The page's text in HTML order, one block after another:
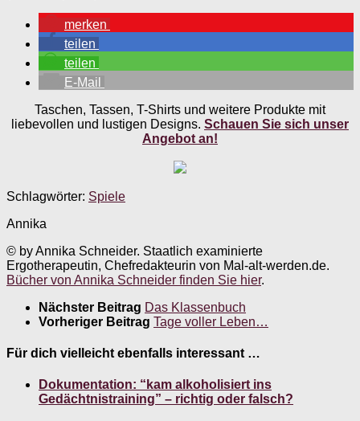
merken
teilen
teilen
E-Mail
Taschen, Tassen, T-Shirts und weitere Produkte mit
liebevollen und lustigen Designs. Schauen Sie sich unser
Angebot an!
Schlagwörter: Spiele
Annika
© by Annika Schneider. Staatlich examinierte
Ergotherapeutin, Chefredakteurin von Mal-alt-werden.de.
Bücher von Annika Schneider finden Sie hier.
Nächster Beitrag Das Klassenbuch
Vorheriger Beitrag Tage voller Leben…
Für dich vielleicht ebenfalls interessant …
Dokumentation: “kam alkoholisiert ins
Gedächtnistraining” – richtig oder falsch?